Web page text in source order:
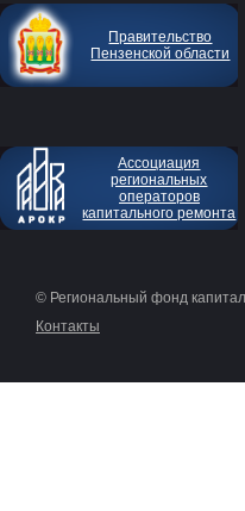
Правительство
Пензенской области
Ассоциация
региональных
операторов
капитального ремонта
© Региональный фонд
Контакты